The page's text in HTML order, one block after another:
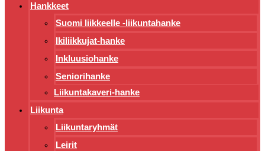
Hankkeet
Suomi liikkeelle -liikuntahanke
Ikiliikkujat-hanke
Inkluusiohanke
Seniorihanke
Liikuntakaveri-hanke
Liikunta
Liikuntaryhmät
Leirit